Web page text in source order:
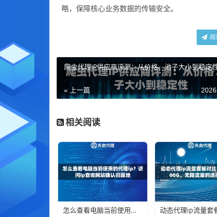
略，保障核心业务数据的传输安全。
阅
爬虫代理IP供应商评测：从价格、池子大小到稳定
« 上一篇
相关阅读
怎么查看电脑当前使用的代理ip？访问ip查询网站确认归属地